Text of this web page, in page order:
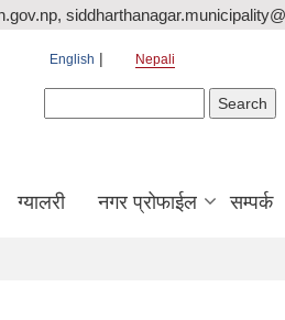
English Nepali
ग्यालरी नगर प्रोफाईल सम्पर्क